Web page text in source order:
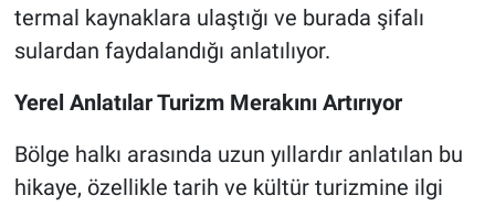
termal kaynaklara ulaştığı ve burada şifalı
sulardan faydalandığı anlatılıyor.
Yerel Anlatılar Turizm Merakını Artırıyor
Bölge halkı arasında uzun yıllardır anlatılan bu
hikaye, özellikle tarih ve kültür turizmine ilgi